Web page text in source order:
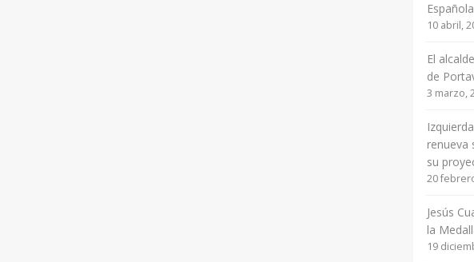
Española
10 abril,
El
de
3 marzo,
renueva
su
20
Jesús
la
19